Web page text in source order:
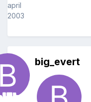
april
2003
big_evert